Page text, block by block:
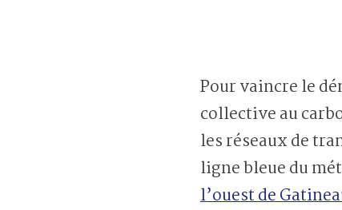
Pour vaincre le
collective au
les réseaux de
ligne bleue du
l’ouest de